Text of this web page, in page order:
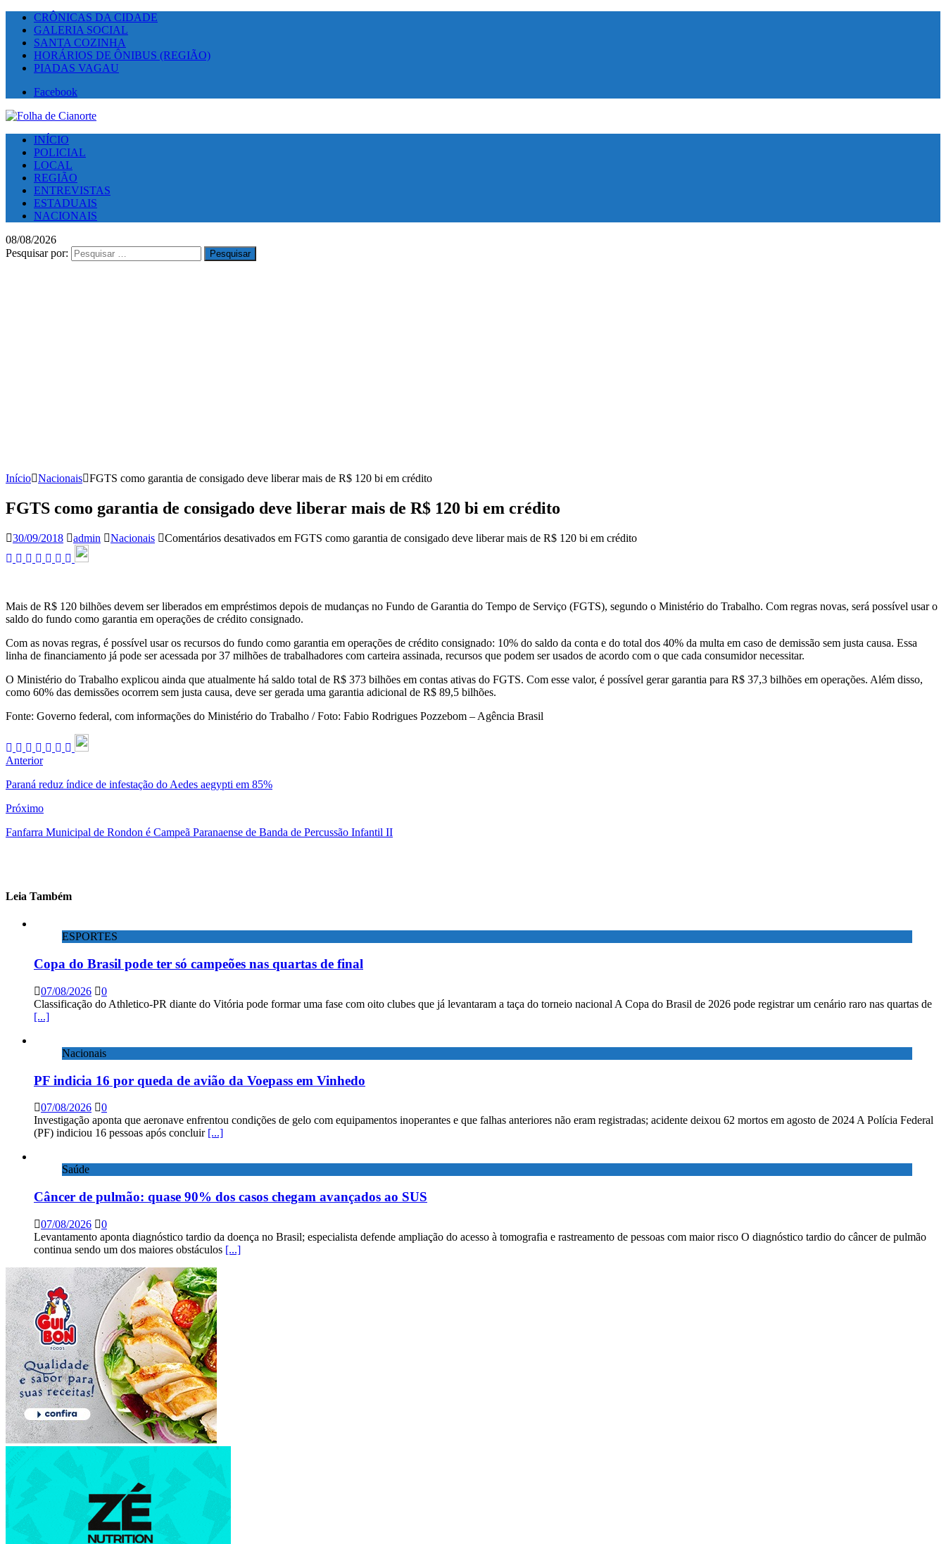
CRÔNICAS DA CIDADE
GALERIA SOCIAL
SANTA COZINHA
HORÁRIOS DE ÔNIBUS (REGIÃO)
PIADAS VAGAU
Facebook
INÍCIO
POLICIAL
LOCAL
REGIÃO
ENTREVISTAS
ESTADUAIS
NACIONAIS
08/08/2026
Pesquisar por:
Início Nacionais FGTS como garantia de consigado deve liberar mais de R$ 120 bi em crédito
FGTS como garantia de consigado deve liberar mais de R$ 120 bi em crédito
30/09/2018 admin Nacionais Comentários desativados em FGTS como garantia de consigado deve liberar mais de R$ 120 bi em crédito
Mais de R$ 120 bilhões devem ser liberados em empréstimos depois de mudanças no Fundo de Garantia do Tempo de Serviço (FGTS), segundo o Ministério do Trabalho. Com regras novas, será possível usar o
saldo do fundo como garantia em operações de crédito consignado.
Com as novas regras, é possível usar os recursos do fundo como garantia em operações de crédito consignado: 10% do saldo da conta e do total dos 40% da multa em caso de demissão sem justa causa. Essa
linha de financiamento já pode ser acessada por 37 milhões de trabalhadores com carteira assinada, recursos que podem ser usados de acordo com o que cada consumidor necessitar.
O Ministério do Trabalho explicou ainda que atualmente há saldo total de R$ 373 bilhões em contas ativas do FGTS. Com esse valor, é possível gerar garantia para R$ 37,3 bilhões em operações. Além disso,
como 60% das demissões ocorrem sem justa causa, deve ser gerada uma garantia adicional de R$ 89,5 bilhões.
Fonte: Governo federal, com informações do Ministério do Trabalho / Foto: Fabio Rodrigues Pozzebom – Agência Brasil
Anterior
Paraná reduz índice de infestação do Aedes aegypti em 85%
Próximo
Fanfarra Municipal de Rondon é Campeã Paranaense de Banda de Percussão Infantil II
Leia Também
ESPORTES
Copa do Brasil pode ter só campeões nas quartas de final
07/08/2026
0
Classificação do Athletico-PR diante do Vitória pode formar uma fase com oito clubes que já levantaram a taça do torneio nacional A Copa do Brasil de 2026 pode registrar um cenário raro nas quartas de
[...]
Nacionais
PF indicia 16 por queda de avião da Voepass em Vinhedo
07/08/2026
0
Investigação aponta que aeronave enfrentou condições de gelo com equipamentos inoperantes e que falhas anteriores não eram registradas; acidente deixou 62 mortos em agosto de 2024 A Polícia Federal
(PF) indiciou 16 pessoas após concluir [...]
Saúde
Câncer de pulmão: quase 90% dos casos chegam avançados ao SUS
07/08/2026
0
Levantamento aponta diagnóstico tardio da doença no Brasil; especialista defende ampliação do acesso à tomografia e rastreamento de pessoas com maior risco O diagnóstico tardio do câncer de pulmão
continua sendo um dos maiores obstáculos [...]